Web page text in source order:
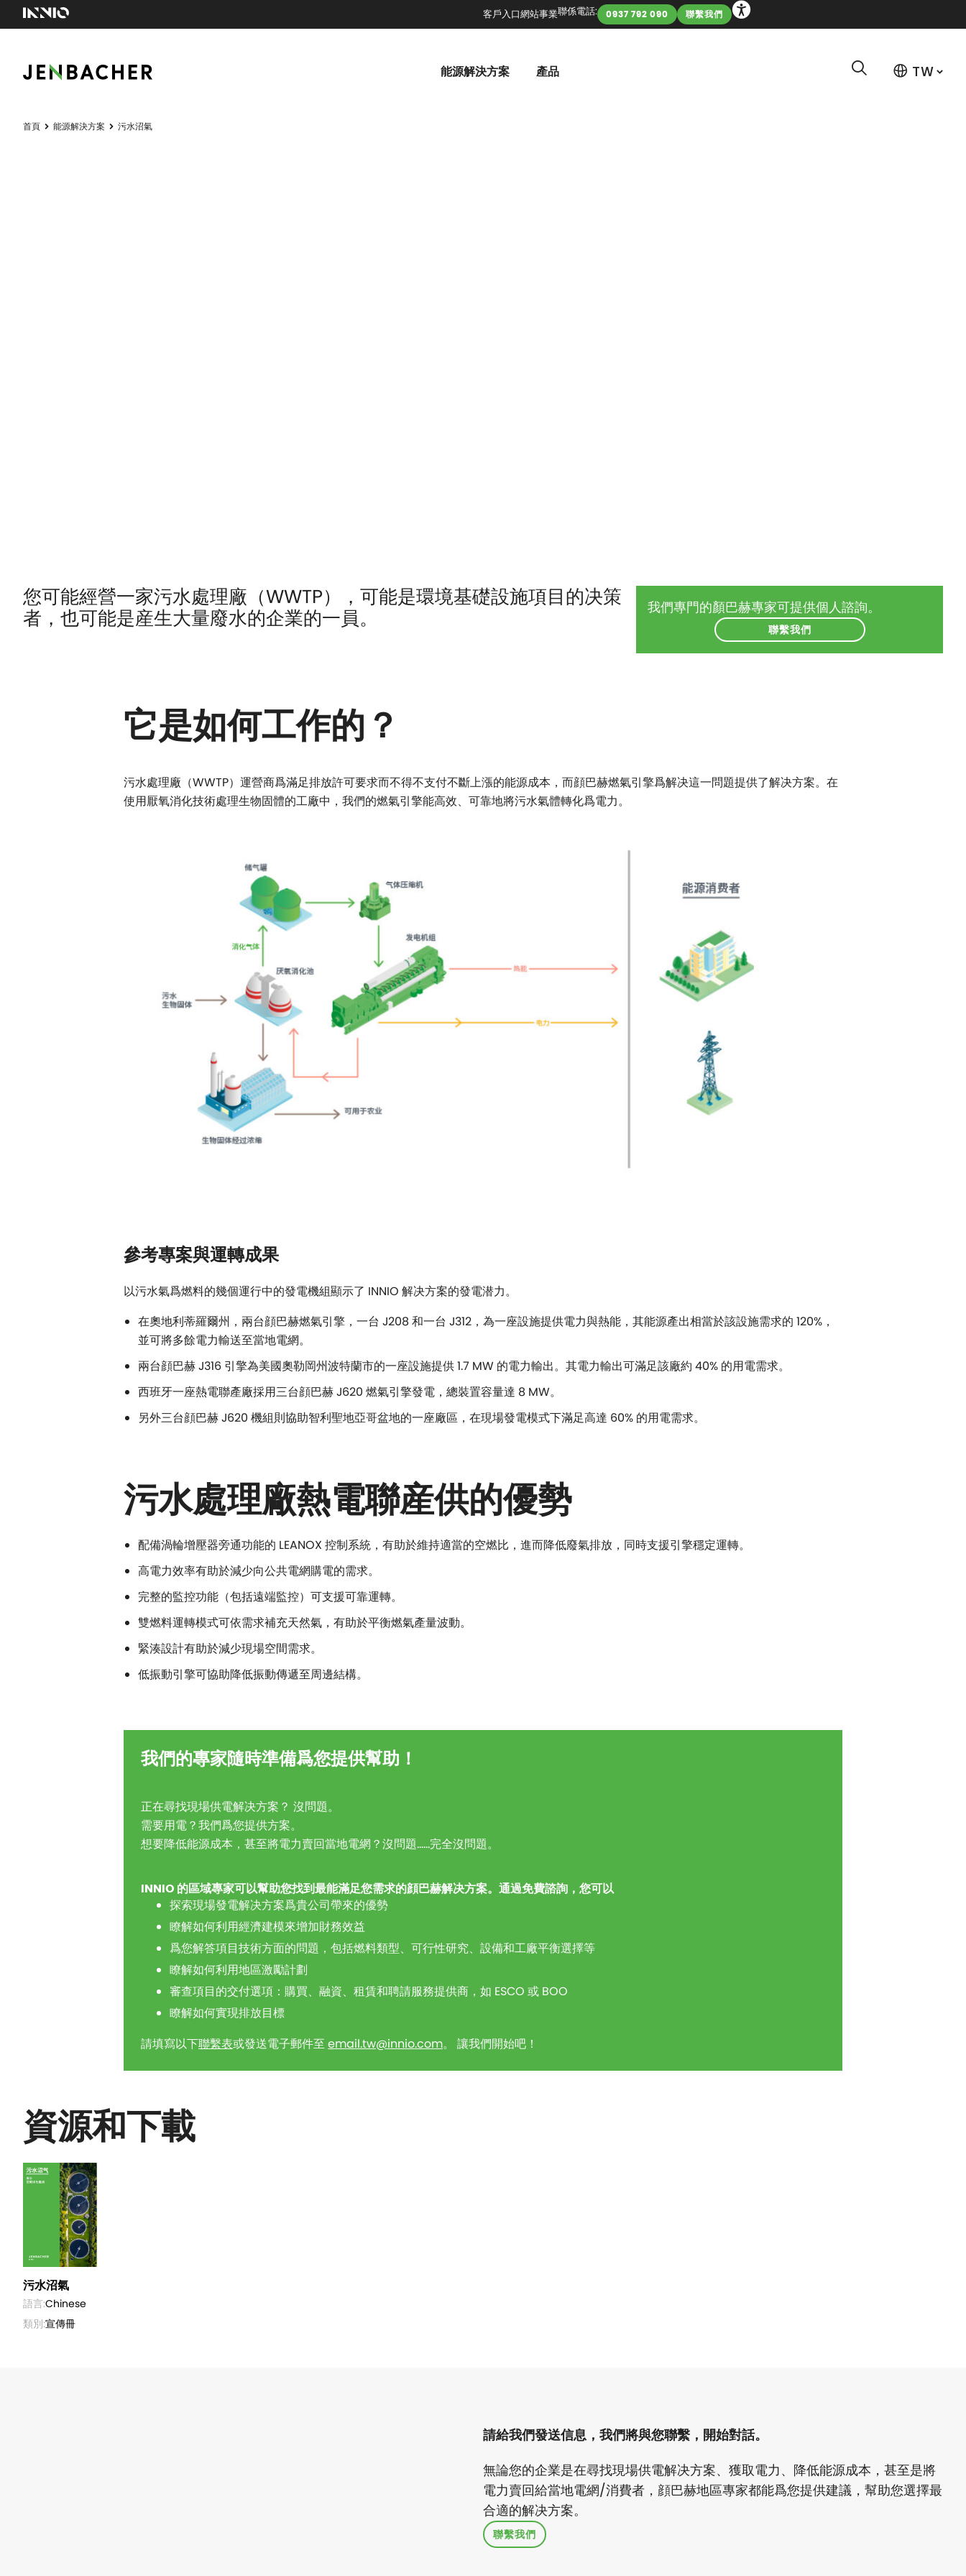
客戶入口網站事業聯係電話: 0937 792 090 聯繫我們
能源解決方案 產品
首頁 能源解決方案 污水沼氣
您可能經營一家污水處理廠（WWTP），可能是環境基礎設施項目的决策
者，也可能是産生大量廢水的企業的一員。
我們專門的顏巴赫專家可提供個人諮詢。
聯繫我們
它是如何工作的？
污水處理廠（WWTP）運營商爲滿足排放許可要求而不得不支付不斷上漲的能源成本，而顔巴赫燃氣引擎爲解决這一問題提供了解决方案。在
使用厭氧消化技術處理生物固體的工廠中，我們的燃氣引擎能高效、可靠地將污水氣體轉化爲電力。
參考專案與運轉成果
以污水氣爲燃料的幾個運行中的發電機組顯示了 INNIO 解决方案的發電潜力。
在奧地利蒂羅爾州，兩台顔巴赫燃氣引擎，一台 J208 和一台 J312，為一座設施提供電力與熱能，其能源產出相當於該設施需求的 120%，
並可將多餘電力輸送至當地電網。
兩台顔巴赫 J316 引擎為美國奧勒岡州波特蘭市的一座設施提供 1.7 MW 的電力輸出。其電力輸出可滿足該廠約 40% 的用電需求。
西班牙一座熱電聯產廠採用三台顔巴赫 J620 燃氣引擎發電，總裝置容量達 8 MW。
另外三台顔巴赫 J620 機組則協助智利聖地亞哥盆地的一座廠區，在現場發電模式下滿足高達 60% 的用電需求。
污水處理廠熱電聯産供的優勢
配備渦輪增壓器旁通功能的 LEANOX 控制系統，有助於維持適當的空燃比，進而降低廢氣排放，同時支援引擎穩定運轉。
高電力效率有助於減少向公共電網購電的需求。
完整的監控功能（包括遠端監控）可支援可靠運轉。
雙燃料運轉模式可依需求補充天然氣，有助於平衡燃氣產量波動。
緊湊設計有助於減少現場空間需求。
低振動引擎可協助降低振動傳遞至周邊結構。
我們的專家隨時準備爲您提供幫助！
正在尋找現場供電解决方案？ 沒問題。
需要用電？我們爲您提供方案。
想要降低能源成本，甚至將電力賣回當地電網？沒問題……完全沒問題。
INNIO 的區域專家可以幫助您找到最能滿足您需求的顔巴赫解决方案。通過免費諮詢，您可以
探索現場發電解决方案爲貴公司帶來的優勢
瞭解如何利用經濟建模來增加財務效益
爲您解答項目技術方面的問題，包括燃料類型、可行性研究、設備和工廠平衡選擇等
瞭解如何利用地區激勵計劃
審查項目的交付選項：購買、融資、租賃和聘請服務提供商，如 ESCO 或 BOO
瞭解如何實現排放目標
請填寫以下聯繫表或發送電子郵件至email.tw@innio.com。 讓我們開始吧！
資源和下載
污水沼氣
語言:Chinese
類別:宣傳冊
請給我們發送信息，我們將與您聯繫，開始對話。
無論您的企業是在尋找現場供電解决方案、獲取電力、降低能源成本，甚至是將
電力賣回給當地電網/消費者，顔巴赫地區專家都能爲您提供建議，幫助您選擇最
合適的解决方案。
聯繫我們